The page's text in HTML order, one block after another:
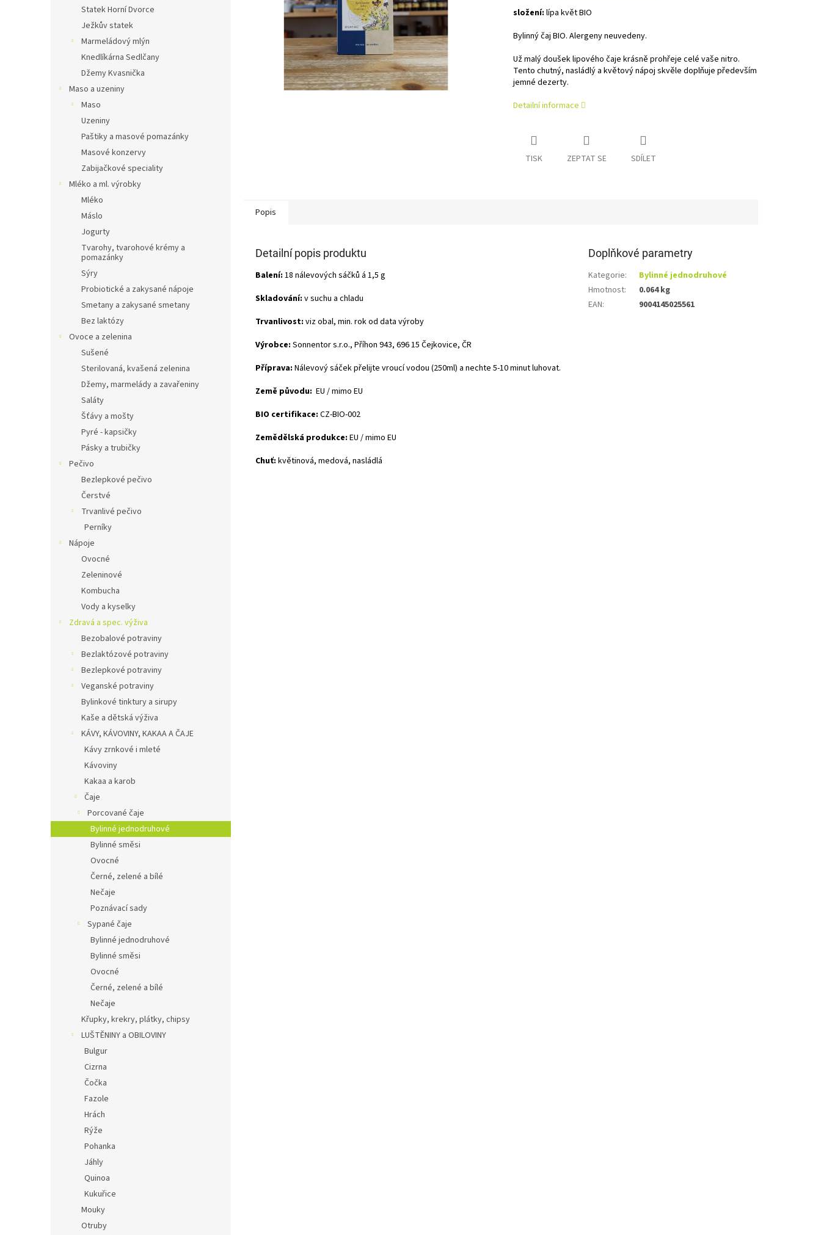
Statek Horní Dvorce
Ježkův statek
Marmeládový mlýn
Knedlíkárna Sedlčany
Džemy Kvasnička
Maso a uzeniny
Maso
Uzeniny
Paštiky a masové pomazánky
Masové konzervy
Zabijačkové speciality
Mléko a ml. výrobky
Mléko
Máslo
Jogurty
Tvarohy, tvarohové krémy a
pomazánky
Sýry
Probiotické a zakysané nápoje
Smetany a zakysané smetany
Bez laktózy
Ovoce a zelenina
Sušené
Sterilovaná, kvašená zelenina
Džemy, marmelády a zavařeniny
Saláty
Šťávy a mošty
Pyré - kapsičky
Pásky a trubičky
Pečivo
Bezlepkové pečivo
Čerstvé
Trvanlivé pečivo
Perníky
Nápoje
Ovocné
Zeleninové
Kombucha
Vody a kyselky
Zdravá a spec. výživa
Bezobalové potraviny
Bezlaktózové potraviny
Bezlepkové potraviny
Veganské potraviny
Bylinkové tinktury a sirupy
Kaše a dětská výživa
KÁVY, KÁVOVINY, KAKAA A ČAJE
Kávy zrnkové i mleté
Kávoviny
Kakaa a karob
Čaje
Porcované čaje
Bylinné jednodruhové
Bylinné směsi
Ovocné
Černé, zelené a bílé
Nečaje
Poznávací sady
Sypané čaje
Bylinné jednodruhové
Bylinné směsi
Ovocné
Černé, zelené a bílé
Nečaje
Křupky, krekry, plátky, chipsy
LUŠTĚNINY a OBILOVINY
Bulgur
Cizrna
Čočka
Fazole
Hrách
Rýže
Pohanka
Jáhly
Quinoa
Kukuřice
Mouky
Otruby
složení: lípa květ BIO
Bylinný čaj BIO. Alergeny neuvedeny.
Už malý doušek lipového čaje krásně prohřeje celé vaše nitro.
Tento chutný, nasládlý a květový nápoj skvěle doplňuje především
jemné dezerty.
Detailní informace
TISK ZEPTAT SE SDÍLET
Popis
Detailní popis produktu
Balení: 18 nálevových sáčků á 1,5 g
Skladování: v suchu a chladu
Trvanlivost: viz obal, min. rok od data výroby
Výrobce: Sonnentor s.r.o., Příhon 943, 696 15 Čejkovice, ČR
Příprava: Nálevový sáček přelijte vroucí vodou (250ml) a nechte 5-10 minut luhovat.
Země původu: EU / mimo EU
BIO certifikace: CZ-BIO-002
Zemědělská produkce: EU / mimo EU
Chuť: květinová, medová, nasládlá
Doplňkové parametry
Kategorie:
Bylinné jednodruhové
Hmotnost:
0.064 kg
EAN: 9004145025561